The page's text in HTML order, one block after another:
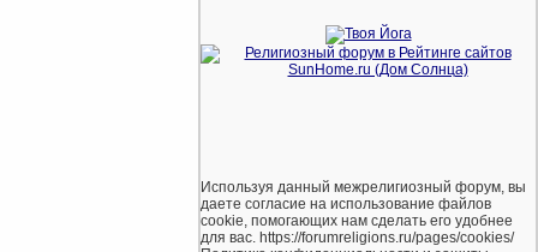
Используя данный межрелигиозный форум, вы
даете согласие на использование файлов
cookie, помогающих нам сделать его удобнее
для вас. https://forumreligions.ru/pages/cookies/